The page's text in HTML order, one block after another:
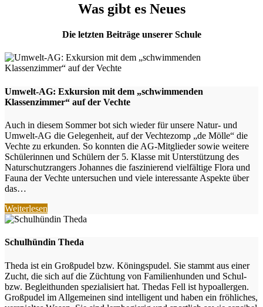
Was gibt es Neues
Die letzten Beiträge unserer Schule
Umwelt-AG: Exkursion mit dem „schwimmenden
Klassenzimmer“ auf der Vechte
Auch in diesem Sommer bot sich wieder für unsere Natur- und
Umwelt-AG die Gelegenheit, auf der Vechtezomp „de Mölle“ die
Vechte zu erkunden. So konnten die AG-Mitglieder sowie weitere
Schülerinnen und Schülern der 5. Klasse mit Unterstützung des
Naturschutzrangers Johannes die faszinierend vielfältige Flora und
Fauna der Vechte untersuchen und viele interessante Aspekte über
das…
Weiterlesen
Schulhündin Theda
Theda ist ein Großpudel bzw. Köningspudel. Sie stammt aus einer
Zucht, die sich auf die Züchtung von Familienhunden und Schul-
bzw. Begleithunden spezialisiert hat. Thedas Fell ist hypoallergen.
Großpudel im Allgemeinen sind intelligent und haben ein fröhliches,